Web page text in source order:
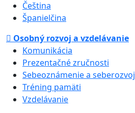
Čeština
Španielčina
Osobný rozvoj a vzdelávanie
Komunikácia
Prezentačné zručnosti
Sebeoznámenie a seberozvoj
Tréning pamäti
Vzdelávanie